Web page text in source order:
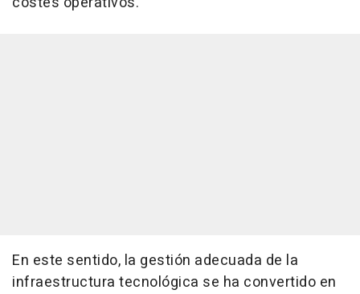
En este sentido, la gestión adecuada de la
infraestructura tecnológica se ha convertido en